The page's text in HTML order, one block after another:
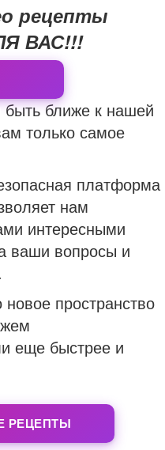
рецепты
ВАС!!!
ближе к нашей
только самое
платформа
нам
интересными
ваши вопросы и
пространство
еще быстрее и
РЕЦЕПТЫ